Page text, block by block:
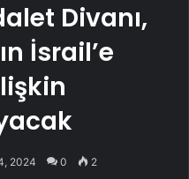
Divanı,
İsrail’e
2024 0 2